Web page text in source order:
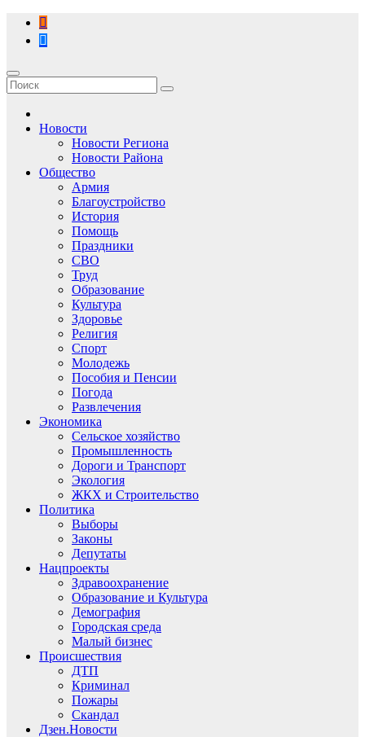
Перейти
содержимому
Новости
Новости Региона
Новости Района
Общество
Армия
Благоустройство
История
Помощь
Праздники
СВО
Труд
Образование
Культура
Здоровье
Религия
Спорт
Молодежь
Пособия и Пенсии
Погода
Развлечения
Экономика
Сельское хозяйство
Промышленность
Дороги и Транспорт
Экология
ЖКХ и Строительство
Политика
Выборы
Законы
Депутаты
Нацпроекты
Здравоохранение
Образование и Культура
Демография
Городская среда
Малый бизнес
Происшествия
ДТП
Криминал
Пожары
Скандал
Дзен.Новости